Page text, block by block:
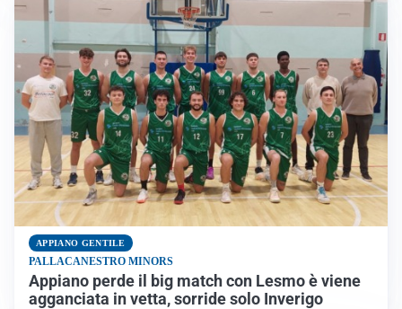
APPIANO GENTILE
PALLACANESTRO MINORS
Appiano perde il big match con Lesmo è viene
agganciata in vetta, sorride solo Inverigo